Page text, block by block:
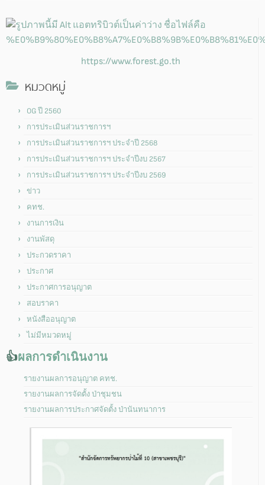
https://www.forest.go.th
หมวดหมู่
OG ปี 2560
การประเมินส่วนราชการฯ
การประเมินส่วนราชการฯ ประจำปี 2568
การประเมินส่วนราชการฯ ประจำปีงบ 2567
การประเมินส่วนราชการฯ ประจำปีงบ 2569
ข่าว
คทช.
งานการเงิน
งานพัสดุ
ประกวดราคา
ประกาศ
ประกาศการอนุญาต
สอบราคา
หนังสืออนุญาต
ไม่มีหมวดหมู่
👍ผลการดำเนินงาน
รายงานผลการอนุญาต คทช.
รายงานผลการจัดตั้ง ป่าชุมชน
รายงานผลการประกาศจัดตั้ง ป่านันทนาการ